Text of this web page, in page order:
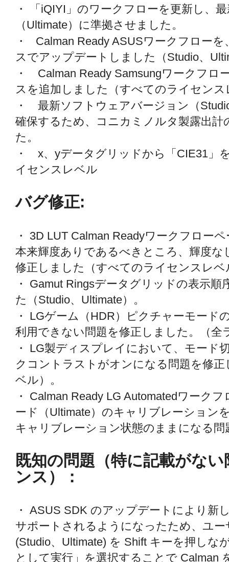
・ 「iQIYI」のワークフローを更新し、
（Ultimate）に準拠させました。
・ Calman Ready ASUSワークフロー
スでアップデートしました（Studio、
・ Calman Ready Samsungワークフロ
スを追加しました（すべてのライセン
・ 最新ソフトウェアバージョン（
確保するため、コニカミノルタ製露出
た。
・ x、yデータグリッドから「CIE31」
イセンスレベル
バグ修正:
・ 3D LUT Calman Readyワークフロー
本来輝度ありであるべきところ、輝度
修正しました（すべてのライセンスレベ
・ Gamut Ringsデータグリッドの表示
た（Studio、Ultimate）。
・ LGゲーム（HDR）ピクチャーモード
利用できない問題を修正しました。（全
・ LG製ディスプレイにおいて、モード
クコントラストがオンになる問題を修
ベル）。
・ Calman Ready LG Automatedワーク
ード（Ultimate）のキャリブレーション
キャリブレーション状態のままになる
既知の問題（特に記載がな
ンス）：
・ ASUS SDK のアップデートにより新
サポートされるようになったため、ユ
(Studio、Ultimate) を Shift キーを押しな
として実行」を選択することで Calman